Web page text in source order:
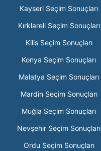
Kayseri Seçim Sonuçları
Kırklareli Seçim Sonuçları
Kilis Seçim Sonuçları
Konya Seçim Sonuçları
Malatya Seçim Sonuçları
Mardin Seçim Sonuçları
Muğla Seçim Sonuçları
Nevşehir Seçim Sonuçları
Ordu Seçim Sonuçları